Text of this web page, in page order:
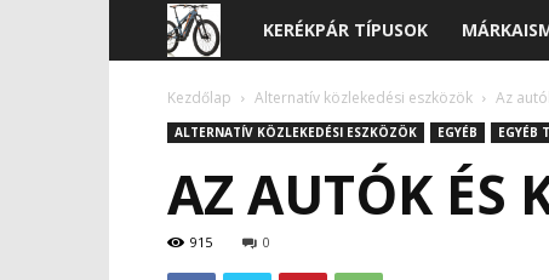
Kerékpár,
sport
blog
KERÉKPÁR TÍPUSOK
Kezdőlap Alternatív közlekedési eszközök Az
ALTERNATÍV KÖZLEKEDÉSI ESZKÖZÖK EGYÉB EGYÉB
AZ AUTÓK ÉS
915 0